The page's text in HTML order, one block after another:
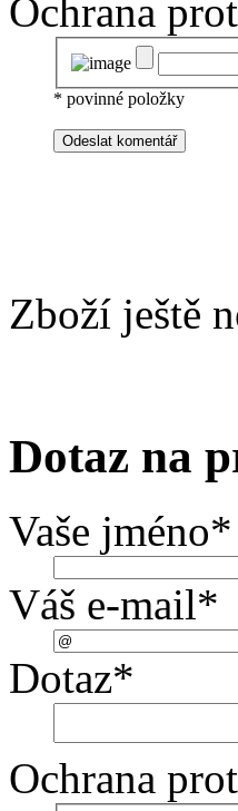
Ochrana
* povinné položky
Zboží ještě
Dotaz na
Vaše jméno*
Váš e-mail*
Dotaz*
Ochrana